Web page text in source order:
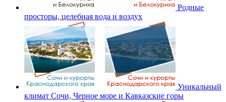
Родные
просторы, целебная вода и воздух
Уникальный
климат Сочи, Черное море и Кавказские горы